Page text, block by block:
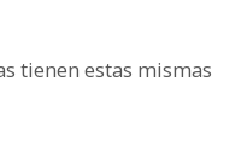
tienen estas mismas